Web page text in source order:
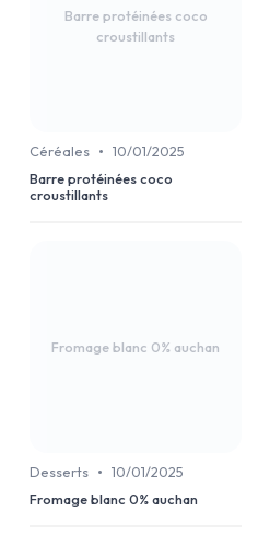
Barre protéinées coco
croustillants
Céréales • 10/01/2025
Barre protéinées coco
croustillants
Fromage blanc 0% auchan
Desserts • 10/01/2025
Fromage blanc 0% auchan